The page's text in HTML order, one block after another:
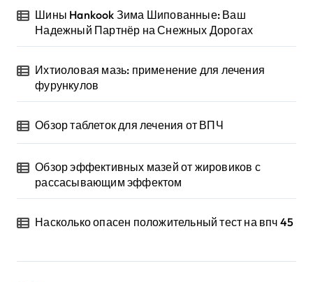
Шины Hankook Зима Шипованные: Ваш
Надежный Партнёр на Снежных Дорогах
Ихтиоловая мазь: применение для лечения
фурункулов
Обзор таблеток для лечения от ВПЧ
Обзор эффективных мазей от жировиков с
рассасывающим эффектом
Насколько опасен положительный тест на впч 45